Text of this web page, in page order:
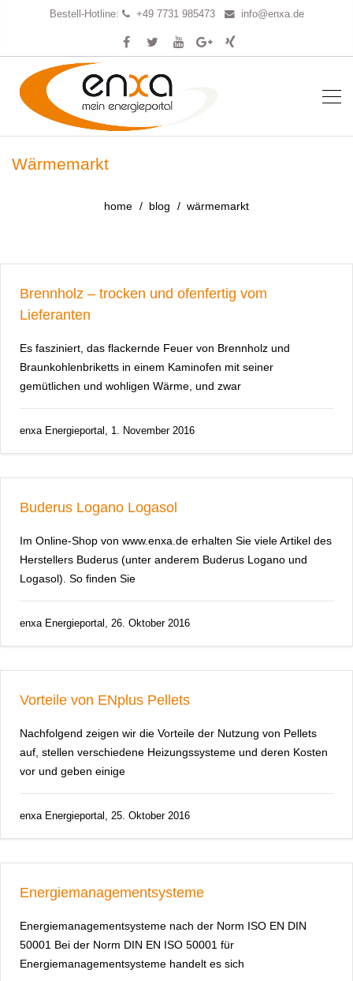
Bestell-Hotline: +49 7731 985473 info@enxa.de
Wärmemarkt
home blog wärmemarkt
Brennholz – trocken und ofenfertig vom
Lieferanten
Es fasziniert, das flackernde Feuer von Brennholz und
Braunkohlenbriketts in einem Kaminofen mit seiner
gemütlichen und wohligen Wärme, und zwar
enxa Energieportal, 1. November 2016
Buderus Logano Logasol
Im Online-Shop von www.enxa.de erhalten Sie viele Artikel des
Herstellers Buderus (unter anderem Buderus Logano und
Logasol). So finden Sie
enxa Energieportal, 26. Oktober 2016
Vorteile von ENplus Pellets
Nachfolgend zeigen wir die Vorteile der Nutzung von Pellets
auf, stellen verschiedene Heizungssysteme und deren Kosten
vor und geben einige
enxa Energieportal, 25. Oktober 2016
Energiemanagementsysteme
Energiemanagementsysteme nach der Norm ISO EN DIN
50001 Bei der Norm DIN EN ISO 50001 für
Energiemanagementsysteme handelt es sich